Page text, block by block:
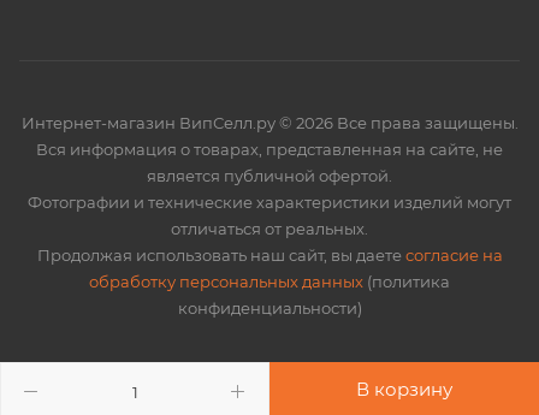
В корзину
Интернет-магазин ВипСелл.ру © 2026 Все права защищены.
Вся информация о товарах, представленная на сайте, не
является публичной офертой.
Фотографии и технические характеристики изделий могут
отличаться от реальных.
Продолжая использовать наш сайт, вы даетесогласие на
обработку персональных данных (политика
конфиденциальности)